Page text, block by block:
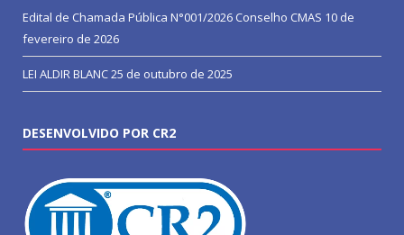
Edital de Chamada Pública N°001/2026 Conselho CMAS 10 de
fevereiro de 2026
LEI ALDIR BLANC25 de outubro de 2025
DESENVOLVIDO POR CR2